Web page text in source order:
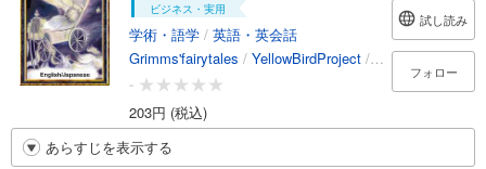
ビジネス・実用
学術・語学 / 英語・英会話
Grimms'fairytales / YellowBirdProject / MahoKawano/
-
203円 (税込)
試し読み
フォロー
あらすじを表示する